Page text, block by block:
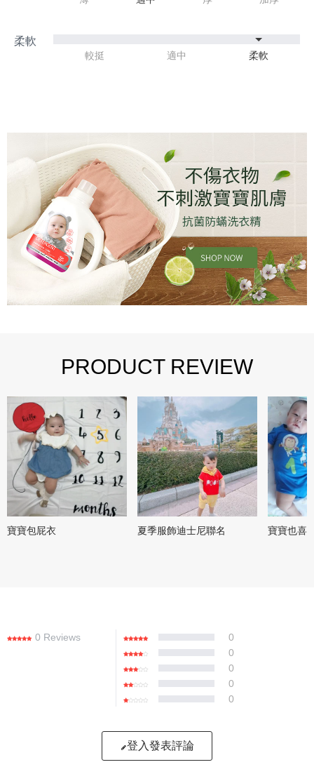
較挺 適中 柔軟
PRODUCT REVIEW
寶寶包屁衣 夏季服飾迪士尼聯名 寶寶也喜
0 Reviews
0
0
0
0
0
登入發表評論